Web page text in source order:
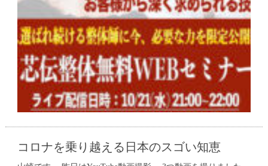
コロナを乗り越える日本のスゴい知恵